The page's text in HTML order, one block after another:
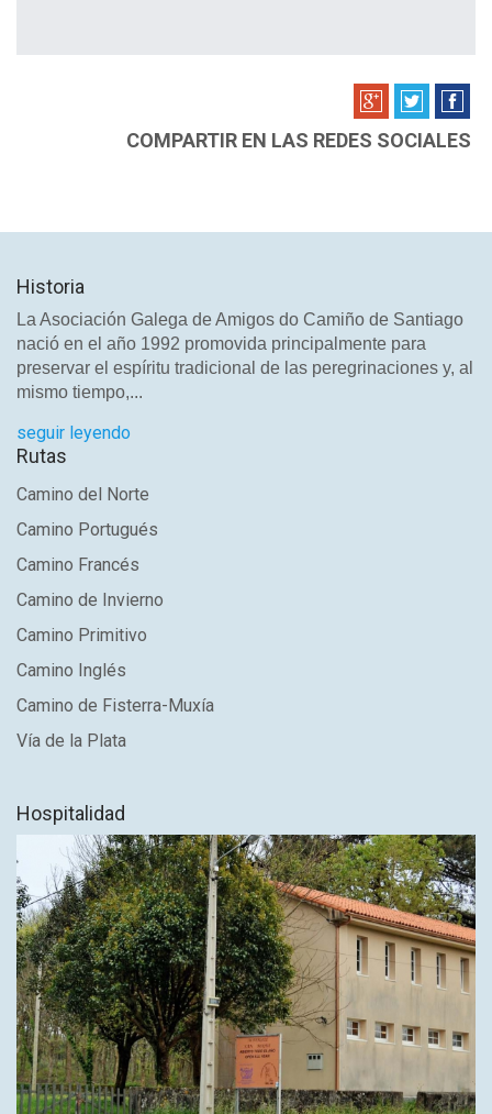
COMPARTIR EN LAS REDES SOCIALES
Historia
La Asociación Galega de Amigos do Camiño de Santiago
nació en el año 1992 promovida principalmente para
preservar el espíritu tradicional de las peregrinaciones y, al
mismo tiempo,...
seguir leyendo
Rutas
Camino del Norte
Camino Portugués
Camino Francés
Camino de Invierno
Camino Primitivo
Camino Inglés
Camino de Fisterra-Muxía
Vía de la Plata
Hospitalidad